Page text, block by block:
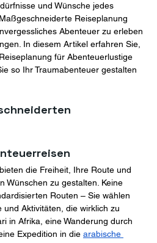
und Wünsche jedes
Reiseplanung
Abenteuer zu erleben
In diesem Artikel erfahren Sie,
für Abenteuerlustige
so Ihr Traumabenteuer gestalten
die Freiheit, Ihre Route und
Wünschen zu gestalten. Keine
Routen – Sie wählen
Aktivitäten, die wirklich zu
in Afrika, eine Wanderung durch
Expedition in die arabische